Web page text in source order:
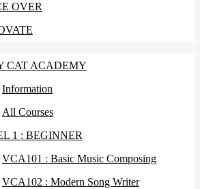
OVER
CAT ACADEMY
Information
All Courses
1 : BEGINNER
VCA101 : Basic Music Composing
VCA102 : Modern Song Writer